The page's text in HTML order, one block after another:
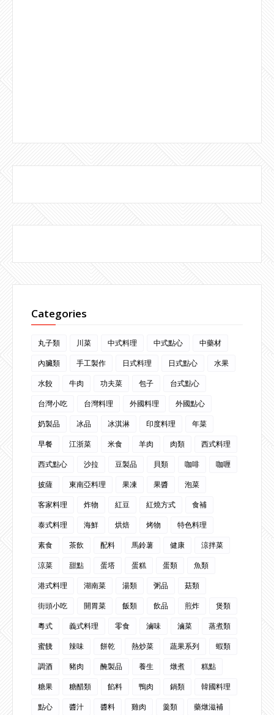
Categories
丸子類 川菜 中式料理 中式點心
中藥材
內臟類
手工製作 日式料理 日式點心
水果
水餃
牛肉 功夫菜 包子
台式點心
台灣小吃
台灣料理 外國料理
外國點心
奶製品
冰品 冰淇淋 印度料理
年菜
早餐
江浙菜 米食 羊肉 肉類
西式料理
西式點心
沙拉 豆製品 貝類 咖啡
咖喱
披薩
東南亞料理 果凍 果醬
泡菜
客家料理
炸物 紅豆 紅燒方式
食補
泰式料理
海鮮 烘焙 烤物
特色料理
素食
茶飲 配料 馬鈴薯 健康
涼拌菜
涼菜
甜點 蛋塔 蛋糕 蛋類
魚類
港式料理
湖南菜 湯類 粥品
菇類
街頭小吃
開胃菜 飯類 飲品 煎炸
煲類
粵式
義式料理 零食 滷味 滷菜
蒸煮類
蜜餞
辣味 餅乾 熱炒菜 蔬果系列
蝦類
調酒
豬肉 醃製品 養生 燉煮
糕點
糖果
糖醋類 餡料 鴨肉 鍋類
韓國料理
點心
醬汁 醬料 雞肉 羹類 藥燉滋補